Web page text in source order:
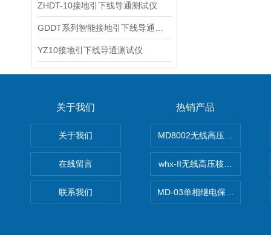
ZHDT-10接地引下线导通测试仪
YZ10接地引下线导通测试仪
关于我们
关于我们
在线留言
联系我们
热销产品
MD8002无线高压核相仪
whx-II无线高压核相仪
MD-03单相继电保护测试仪价